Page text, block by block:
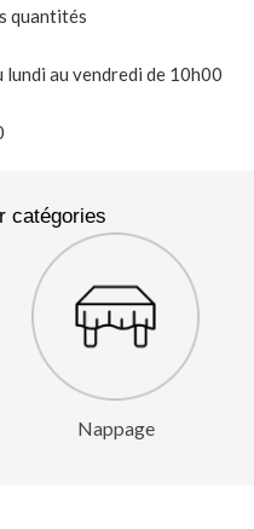
quantités
au vendredi de 10h00
catégories
Nappage